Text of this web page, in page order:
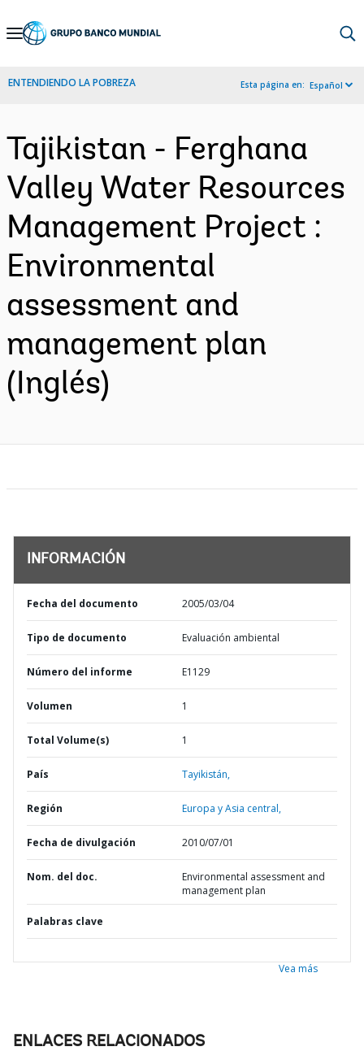
Skip
Navigation
ENTENDIENDO LA POBREZA Esta página en: Español
Tajikistan - Ferghana
Valley Water Resources
Management Project :
Environmental
assessment and
management plan
(Inglés)
INFORMACIÓN
Fecha del documento 2005/03/04
Tipo de documento Evaluación ambiental
Número del informe E1129
Volumen 1
Total Volume(s) 1
País Tayikistán,
Región Europa y Asia central,
Fecha de divulgación 2010/07/01
Nom. del doc.
Environmental assessment and
management plan
Palabras clave
Vea más
ENLACES RELACIONADOS